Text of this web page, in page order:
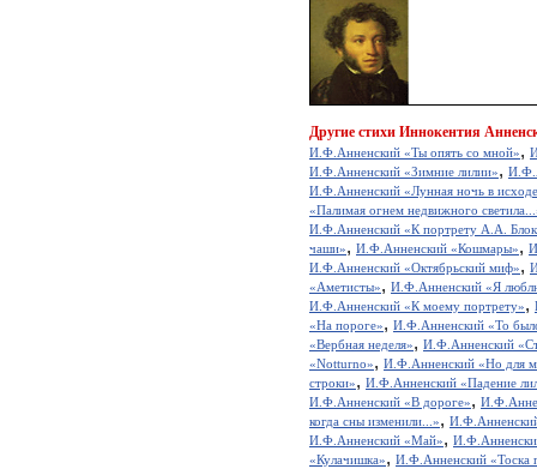
Другие стихи Иннокентия
И.Ф.Анненский «Ты опять со мной»,
И.Ф.Анненский «Зимние лилии»,
И.Ф.Анненский «Лунная ночь в
«Палимая огнем недвижного
И.Ф.Анненский «К портрету А.А.
чаши», И.Ф.Анненский «Кошмары»,
И.Ф.Анненский «Октябрьский миф»,
«Аметисты», И.Ф.Анненский «Я
И.Ф.Анненский «К моему портрету»,
«На пороге», И.Ф.Анненский «То
«Вербная неделя», И.Ф.Анненский
«Notturno», И.Ф.Анненский «Но для
строки», И.Ф.Анненский «Падение
И.Ф.Анненский «В дороге»,
когда сны изменили...»,
И.Ф.Анненский «Май»,
«Кулачишка», И.Ф.Анненский «Тоска